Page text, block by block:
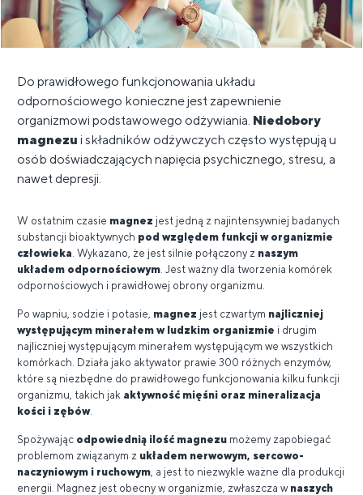
Do prawidłowego funkcjonowania układu
odpornościowego konieczne jest zapewnienie
organizmowi podstawowego odżywiania. Niedobory
magnezu i składników odżywczych często występują u
osób doświadczających napięcia psychicznego, stresu, a
nawet depresji.
W ostatnim czasie magnez jest jedną z najintensywniej badanych
substancji bioaktywnych pod względem funkcji w organizmie
człowieka . Wykazano, że jest silnie połączony z naszym
układem odpornościowym . Jest ważny dla tworzenia komórek
odpornościowych i prawidłowej obrony organizmu.
Po wapniu, sodzie i potasie, magnez jest czwartym najliczniej
występującym minerałem w ludzkim organizmie i drugim
najliczniej występującym minerałem występującym we wszystkich
komórkach. Działa jako aktywator prawie 300 różnych enzymów,
które są niezbędne do prawidłowego funkcjonowania kilku funkcji
organizmu, takich jak aktywność mięśni oraz mineralizacja
kości i zębów.
Spożywając odpowiednią ilość magnezu możemy zapobiegać
problemom związanym z układem nerwowym, sercowo-
naczyniowym i ruchowym , a jest to niezwykle ważne dla produkcji
energii. Magnez jest obecny w organizmie, zwłaszcza w naszych